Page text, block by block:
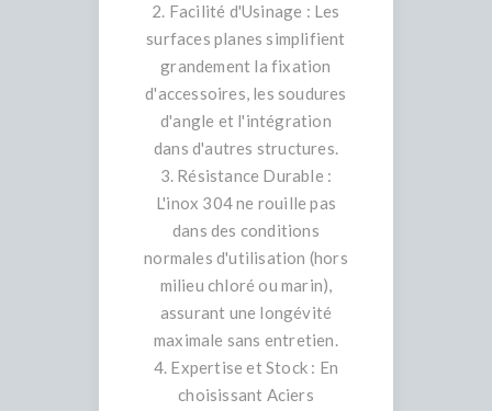
2. Facilité d'Usinage : Les
surfaces planes simplifient
grandement la fixation
d'accessoires, les soudures
d'angle et l'intégration
dans d'autres structures.
3. Résistance Durable :
L'inox 304 ne rouille pas
dans des conditions
normales d'utilisation (hors
milieu chloré ou marin),
assurant une longévité
maximale sans entretien.
4. Expertise et Stock : En
choisissant Aciers